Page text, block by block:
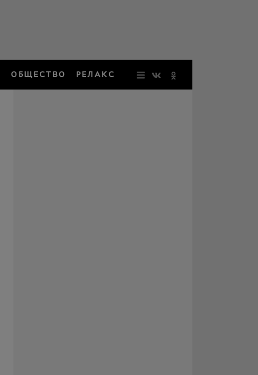
ОБЩЕСТВО РЕЛАКС